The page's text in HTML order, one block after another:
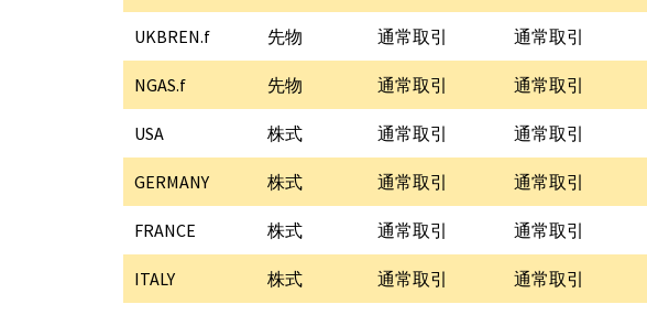
UKBREN.f 先物 通常取引 通常取引
NGAS.f 先物 通常取引 通常取引
USA 株式 通常取引 通常取引
GERMANY 株式 通常取引 通常取引
FRANCE 株式 通常取引 通常取引
ITALY 株式 通常取引 通常取引